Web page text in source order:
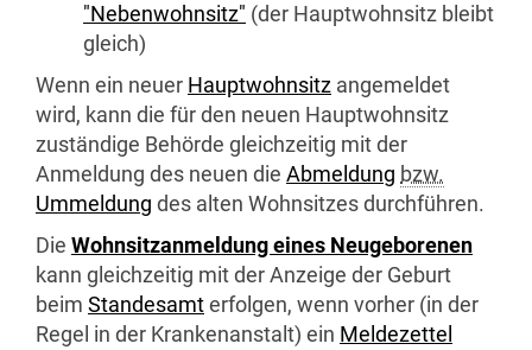
"Nebenwohnsitz" (der Hauptwohnsitz bleibt
gleich)
Wenn ein neuer Hauptwohnsitz angemeldet
wird, kann die für den neuen Hauptwohnsitz
zuständige Behörde gleichzeitig mit der
Anmeldung des neuen die Abmeldung bzw.
Ummeldung des alten Wohnsitzes durchführen.
Die Wohnsitzanmeldung eines Neugeborenen
kann gleichzeitig mit der Anzeige der Geburt
beim Standesamterfolgen, wenn vorher (in der
Regel in der Krankenanstalt) ein Meldezettel